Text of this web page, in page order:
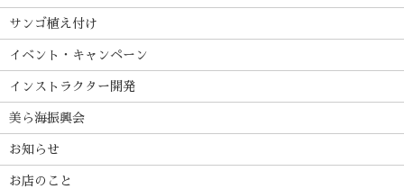
サンゴ植え付け
イベント・キャンペーン
インストラクター開発
美ら海振興会
お知らせ
お店のこと